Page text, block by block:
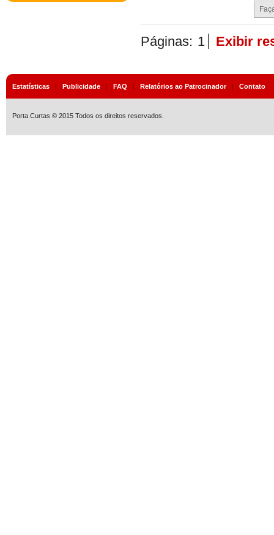
Páginas: 1 Exibir
Estatísticas | Publicidade | FAQ | Relatórios ao Patrocinador| Contato
Porta Curtas © 2015 Todos os direitos reservados.